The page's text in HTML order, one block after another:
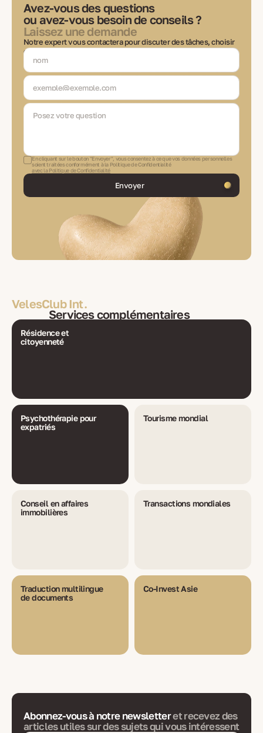
Avez-vous des questions
ou avez-vous besoin de conseils ?
Laissez une demande
Notre expert vous contactera pour discuter des tâches, choisir
des solutions et rester en contact à chaque étape de la
transaction.
En cliquant sur le bouton "Envoyer", vous consentez à ce que vos données personnelles
soient traitées conformément à la Politique de Confidentialité
avec la Politique de Confidentialité
Envoyer
VelesClub Int.
Services complémentaires
Résidence et
citoyenneté
Psychothérapie pour
expatriés
Tourisme mondial
Conseil en affaires
immobilières
Transactions mondiales
Traduction multilingue
de documents
Co-Invest Asie
Abonnez-vous à notre newsletteret recevez des
articles utiles sur des sujets qui vous intéressent